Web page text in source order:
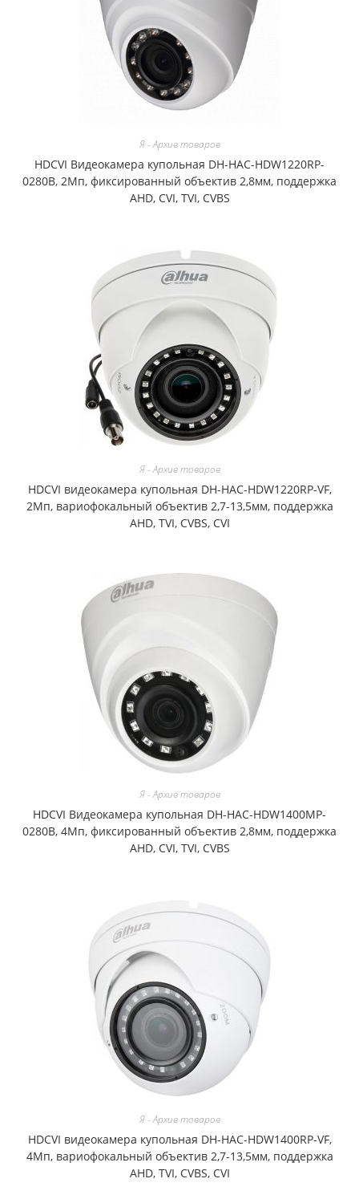
Я - Архив товаров
HDCVI Видеокамера купольная DH-HAC-HDW1220RP-
0280B, 2Мп, фиксированный объектив 2,8мм, поддержка
AHD, CVI, TVI, CVBS
Я - Архив товаров
HDCVI видеокамера купольная DH-HAC-HDW1220RP-VF,
2Мп, вариофокальный объектив 2,7-13,5мм, поддержка
AHD, TVI, CVBS, CVI
Я - Архив товаров
HDCVI Видеокамера купольная DH-HAC-HDW1400MP-
0280B, 4Мп, фиксированный объектив 2,8мм, поддержка
AHD, CVI, TVI, CVBS
Я - Архив товаров
HDCVI видеокамера купольная DH-HAC-HDW1400RP-VF,
4Мп, вариофокальный объектив 2,7-13,5мм, поддержка
AHD, TVI, CVBS, CVI